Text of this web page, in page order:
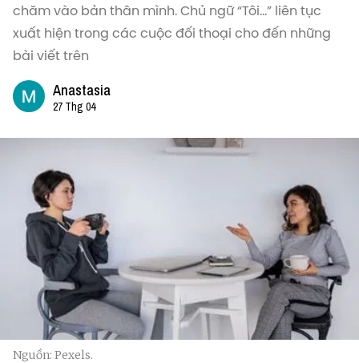
chăm vào bản thân mình. Chủ ngữ “Tôi…” liên tục
xuất hiện trong các cuộc đối thoại cho đến những
bài viết trên
Anastasia
27 Thg 04
Nguồn: Pexels.